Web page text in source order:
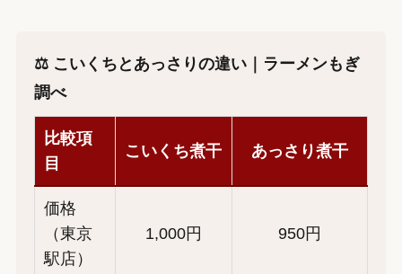
⚖️ こいくちとあっさりの違い｜ラーメンもぎ
調べ
比較項
目
こいくち煮干 あっさり煮干
価格
（東京
駅店）
1,000円 950円